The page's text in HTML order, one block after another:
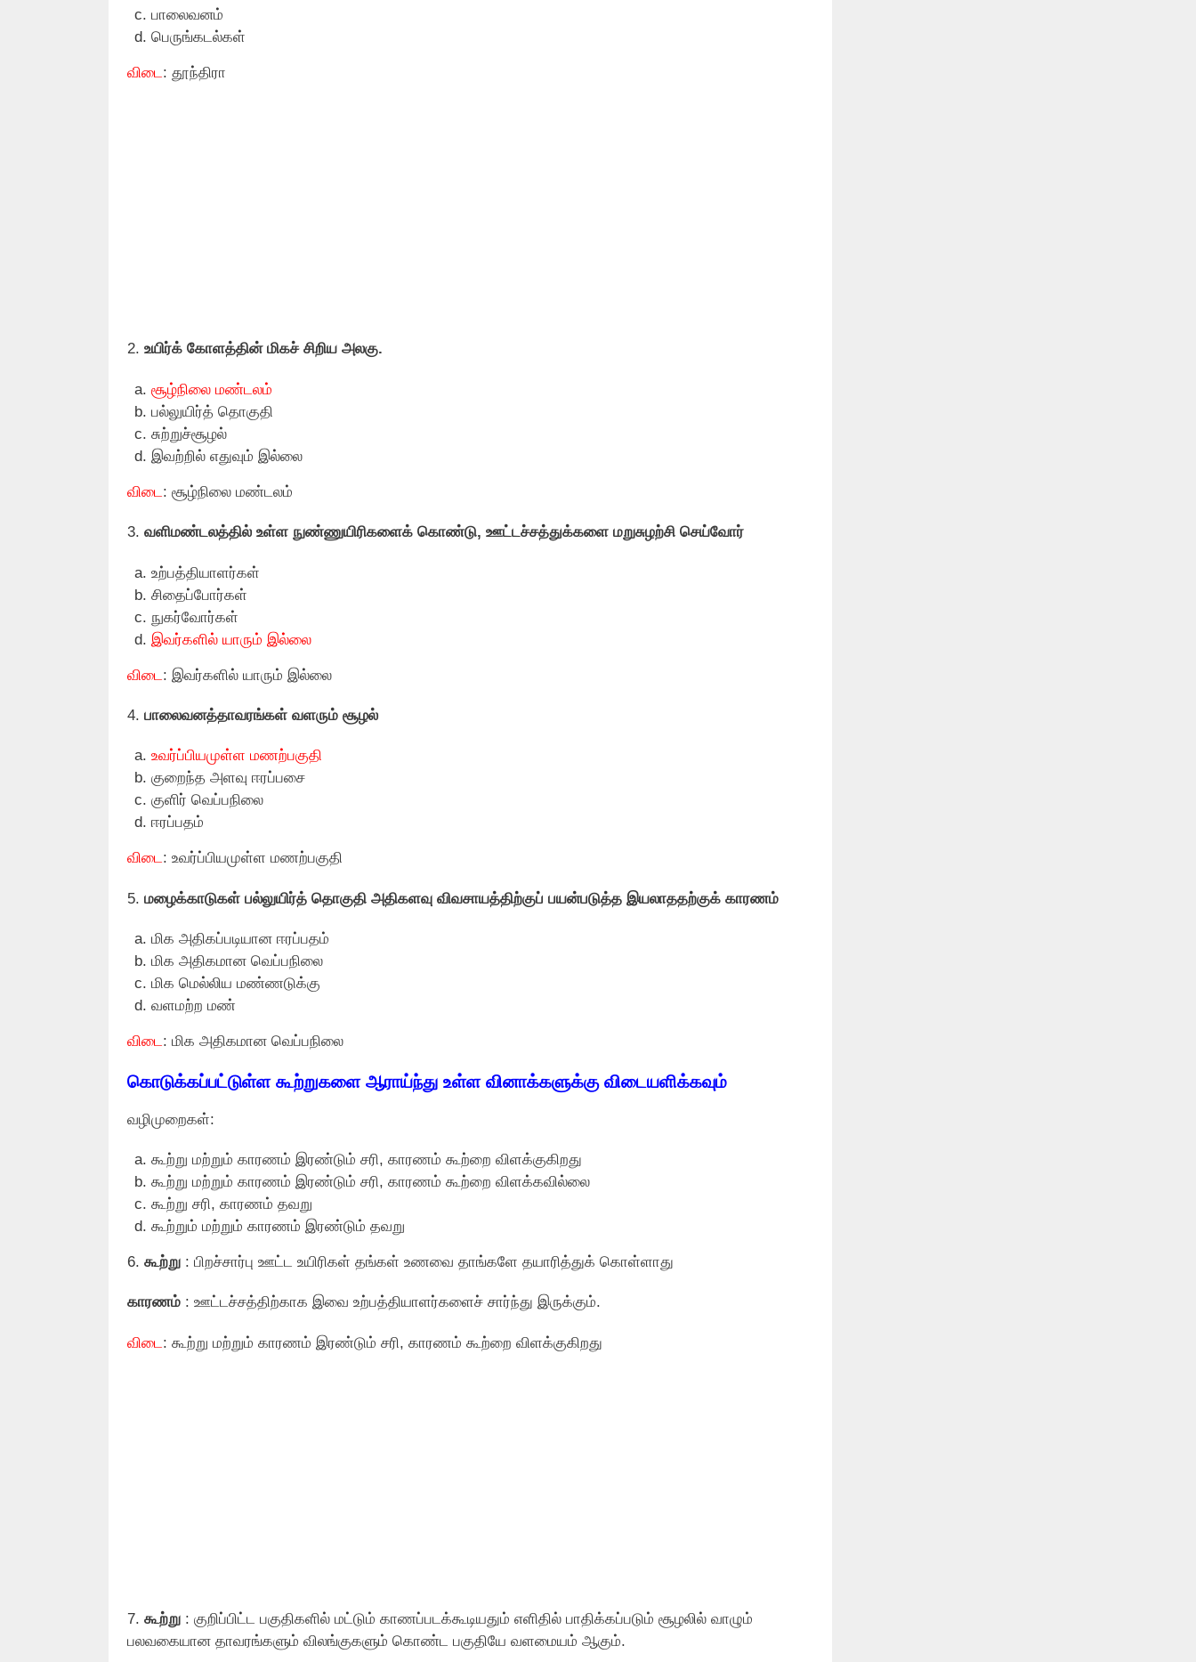
பாலைவனம்
பெருங்கடல்கள்
விடை: தூந்திரா
2. உயிர்க் கோளத்தின் மிகச் சிறிய அலகு.
சூழ்நிலை மண்டலம்
பல்லுயிர்த் தொகுதி
சுற்றுச்சூழல்
இவற்றில் எதுவும் இல்லை
விடை : சூழ்நிலை மண்டலம்
3. வளிமண்டலத்தில் உள்ள நுண்ணுயிரிகளைக் கொண்டு, ஊட்டச்சத்துக்களை மறுசுழற்சி செய்வோர்
உற்பத்தியாளர்கள்
சிதைப்போர்கள்
நுகர்வோர்கள்
இவர்களில் யாரும் இல்லை
விடை : இவர்களில் யாரும் இல்லை
4. பாலைவனத்தாவரங்கள் வளரும் சூழல்
உவர்ப்பியமுள்ள மணற்பகுதி
குறைந்த அளவு ஈரப்பசை
குளிர் வெப்பநிலை
ஈரப்பதம்
விடை: உவர்ப்பியமுள்ள மணற்பகுதி
5. மழைக்காடுகள் பல்லுயிர்த் தொகுதி அதிகளவு விவசாயத்திற்குப் பயன்படுத்த இயலாததற்குக் காரணம்
மிக அதிகப்படியான ஈரப்பதம்
மிக அதிகமான வெப்பநிலை
மிக மெல்லிய மண்ணடுக்கு
வளமற்ற மண்
விடை: மிக அதிகமான வெப்பநிலை
கொடுக்கப்பட்டுள்ள கூற்றுகளை ஆராய்ந்து உள்ள வினாக்களுக்கு விடையளிக்கவும்
வழிமுறைகள்:
கூற்று மற்றும் காரணம் இரண்டும் சரி, காரணம் கூற்றை விளக்குகிறது
கூற்று மற்றும் காரணம் இரண்டும் சரி, காரணம் கூற்றை விளக்கவில்லை
கூற்று சரி, காரணம் தவறு
கூற்றும் மற்றும் காரணம் இரண்டும் தவறு
6. கூற்று : பிறச்சார்பு ஊட்ட உயிரிகள் தங்கள் உணவை தாங்களே தயாரித்துக் கொள்ளாது
காரணம் : ஊட்டச்சத்திற்காக இவை உற்பத்தியாளர்களைச் சார்ந்து இருக்கும்.
விடை : கூற்று மற்றும் காரணம் இரண்டும் சரி, காரணம் கூற்றை விளக்குகிறது
7. கூற்று : குறிப்பிட்ட பகுதிகளில் மட்டும் காணப்படக்கூடியதும் எளிதில் பாதிக்கப்படும் சூழலில் வாழும்
பலவகையான தாவரங்களும் விலங்குகளும் கொண்ட பகுதியே வளமையம் ஆகும்.